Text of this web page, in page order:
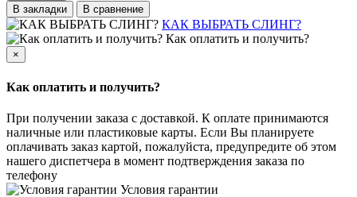
В закладки В сравнение
КАК ВЫБРАТЬ СЛИНГ?
Как оплатить и получить?
×
Как оплатить и получить?
При получении заказа с доставкой. К оплате принимаются
наличные или пластиковые карты. Если Вы планируете
оплачивать заказ картой, пожалуйста, предупредите об этом
нашего диспетчера в момент подтверждения заказа по
телефону
Условия гарантии